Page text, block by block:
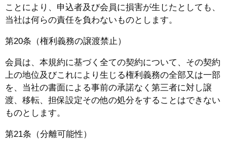
ことにより、申込者及び会員に損害が生じたとしても、
当社は何らの責任を負わないものとします。
第20条（権利義務の譲渡禁止）
会員は、本規約に基づく全ての契約について、その契約
上の地位及びこれにより生じる権利義務の全部又は一部
を、当社の書面による事前の承諾なく第三者に対し譲
渡、移転、担保設定その他の処分をすることはできない
ものとします。
第21条（分離可能性）